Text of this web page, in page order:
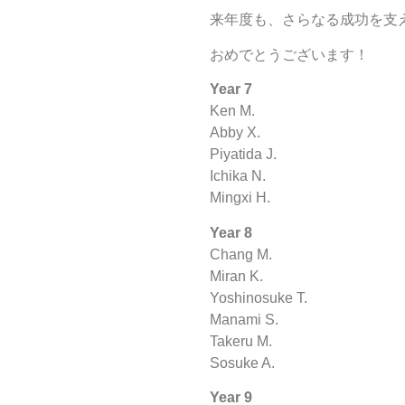
来年度も、さらなる成功を支
おめでとうございます！
Year 7
Ken M.
Abby X.
Piyatida J.
Ichika N.
Mingxi H.
Year 8
Chang M.
Miran K.
Yoshinosuke T.
Manami S.
Takeru M.
Sosuke A.
Year 9